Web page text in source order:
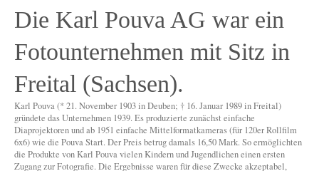
Die Karl Pouva AG war ein
Fotounternehmen mit Sitz in
Freital (Sachsen).
Karl Pouva (* 21. November 1903 in Deuben; † 16. Januar 1989 in Freital)
gründete das Unternehmen 1939. Es produzierte zunächst einfache
Diaprojektoren und ab 1951 einfache Mittelformatkameras (für 120er Rollfilm
6x6) wie die Pouva Start. Der Preis betrug damals 16,50 Mark. So ermöglichten
die Produkte von Karl Pouva vielen Kindern und Jugendlichen einen ersten
Zugang zur Fotografie. Die Ergebnisse waren für diese Zwecke akzeptabel,